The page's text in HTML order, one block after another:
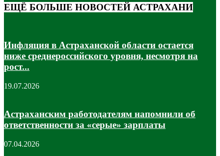
ЕЩЁ БОЛЬШЕ НОВОСТЕЙ АСТРАХАНИ
Инфляция в Астраханской области остается
ниже среднероссийского уровня, несмотря на
рост...
19.07.2026
Астраханским работодателям напомнили об
ответственности за «серые» зарплаты
07.04.2026